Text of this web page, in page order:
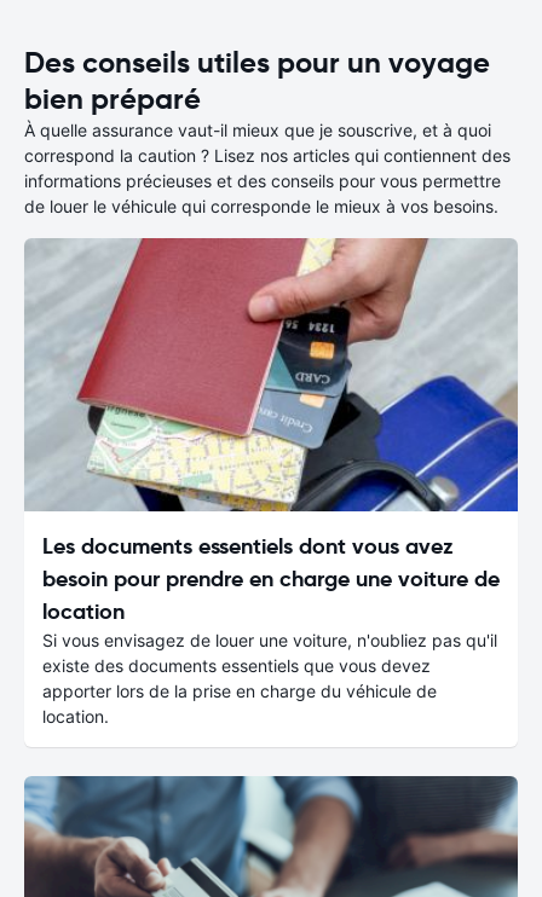
Des conseils utiles pour un voyage
bien préparé
À quelle assurance vaut-il mieux que je souscrive, et à quoi
correspond la caution ? Lisez nos articles qui contiennent des
informations précieuses et des conseils pour vous permettre
de louer le véhicule qui corresponde le mieux à vos besoins.
Les documents essentiels dont vous avez
besoin pour prendre en charge une voiture de
location
Si vous envisagez de louer une voiture, n'oubliez pas qu'il
existe des documents essentiels que vous devez
apporter lors de la prise en charge du véhicule de
location.